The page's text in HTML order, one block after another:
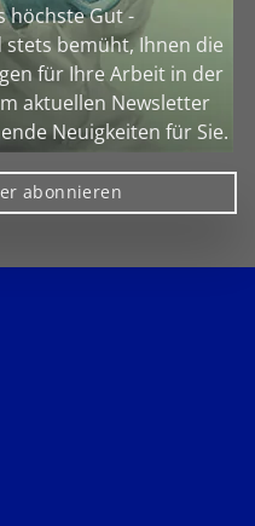
höchste Gut -
stets bemüht, Ihnen die
für Ihre Arbeit in der
aktuellen Newsletter
Neuigkeiten für Sie.
abonnieren